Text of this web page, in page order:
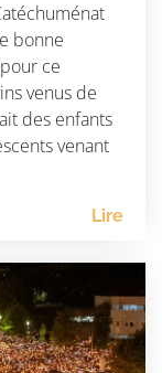
bonne
ce
venus de
des enfants
venant
Lire